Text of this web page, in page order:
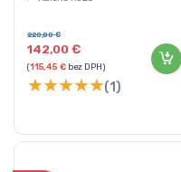
142,00€
220,00€
(115,45 €bez DPH)
★★★★★(1)